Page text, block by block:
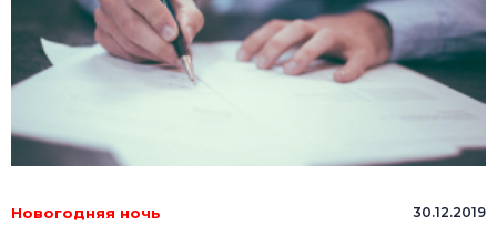
Новогодняя ночь 30.12.2019